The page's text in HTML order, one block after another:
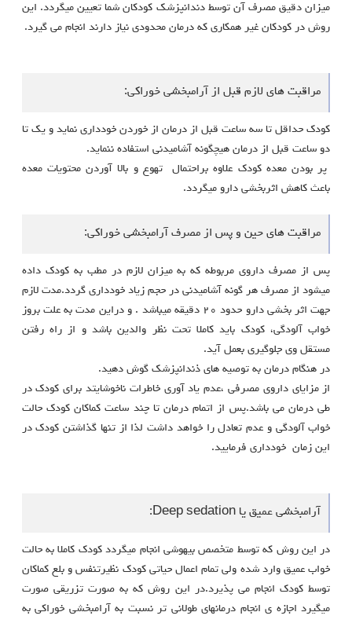
میزان دقیق مصرف آن توسط دندانپزشک کودکان شما تعیین میگردد. این
روش در کودکان غیر همکاری که درمان محدودی نیاز دارند انجام می گیرد.
مراقبت های لازم قبل از آرامبخشی خوراکی:
کودک حداقل تا سه ساعت قبل از درمان از خوردن خودداری نماید و یک تا
دو ساعت قبل از درمان هیچگونه آشامیدنی استفاده ننماید.
پر بودن معده کودک علاوه براحتمال تهوع و بالا آوردن محتویات معده
باعث کاهش اثربخشی دارو میگردد.
مراقبت های حین و پس از مصرف آرامبخشی خوراکی:
پس از مصرف داروی مربوطه که به میزان لازم در مطب به کودک داده
میشود از مصرف هر گونه آشامیدنی در حجم زیاد خودداری گردد.مدت لازم
جهت اثر بخشی دارو حدود ٢۰ دقیقه میباشد . و دراین مدت به علت بروز
خواب آلودگی، کودک باید کاملا تحت نظر والدین باشد و از راه رفتن
مستقل وی جلوگیری بعمل آید.
در هنگام درمان به توصیه های ذندانپزشک گوش دهید.
از مزایای داروی مصرفی ،عدم یاد آوری خاطرات ناخوشایتد برای کودک در
طی درمان می باشد.پس از اتمام درمان تا چند ساعت کماکان کودک حالت
خواب آلودگی و عدم تعادل را خواهد داشت لذا از تنها گذاشتن کودک در
این زمان خودداری فرمایید.
آرامبخشی عمیق یا Deep sedation:
در این روش که توسط متخصص بیهوشی انجام میگردد کودک کاملا به حالت
خواب عمیق وارد شده ولی تمام اعمال حیاتی کودک نظیرتنفس و بلع کماکان
توسط کودک انجام می پذیرد.در این روش که به صورت تزریقی صورت
میگیرد اجازه ی انجام درمانهای طولانی تر نسبت به آرامبخشی خوراکی به